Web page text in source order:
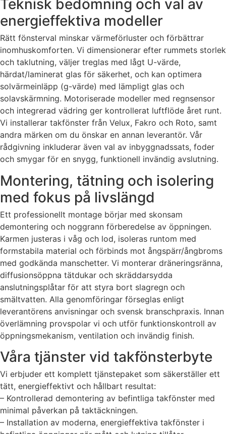
Teknisk bedömning och val av
energieffektiva modeller
Rätt fönsterval minskar värmeförluster och förbättrar
inomhuskomforten. Vi dimensionerar efter rummets storlek
och taklutning, väljer treglas med lågt U-värde,
härdat/laminerat glas för säkerhet, och kan optimera
solvärmeinläpp (g-värde) med lämpligt glas och
solavskärmning. Motoriserade modeller med regnsensor
och integrerad vädring ger kontrollerat luftflöde året runt.
Vi installerar takfönster från Velux, Fakro och Roto, samt
andra märken om du önskar en annan leverantör. Vår
rådgivning inkluderar även val av inbyggnadssats, foder
och smygar för en snygg, funktionell invändig avslutning.
Montering, tätning och isolering
med fokus på livslängd
Ett professionellt montage börjar med skonsam
demontering och noggrann förberedelse av öppningen.
Karmen justeras i våg och lod, isoleras runtom med
formstabila material och förbinds mot ångspärr/ångbroms
med godkända manschetter. Vi monterar dräneringsränna,
diffusionsöppna tätdukar och skräddarsydda
anslutningsplåtar för att styra bort slagregn och
smältvatten. Alla genomföringar förseglas enligt
leverantörens anvisningar och svensk branschpraxis. Innan
överlämning provspolar vi och utför funktionskontroll av
öppningsmekanism, ventilation och invändig finish.
Våra tjänster vid takfönsterbyte
Vi erbjuder ett komplett tjänstepaket som säkerställer ett
tätt, energieffektivt och hållbart resultat:
– Kontrollerad demontering av befintliga takfönster med
minimal påverkan på taktäckningen.
– Installation av moderna, energieffektiva takfönster i